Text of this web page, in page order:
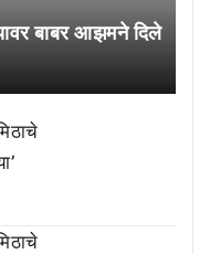
बाबर आझमने दिले